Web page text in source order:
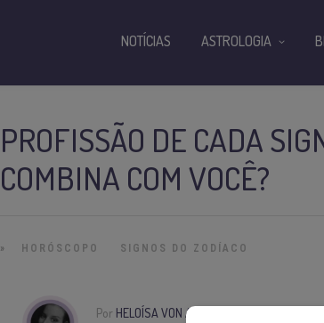
PROFISSÃO DE CADA
COMBINA COM VOCÊ?
» HORÓSCOPO SIGNOS DO ZODÍACO
Por HELOÍSA VON AH
NOTÍCIAS ASTROLOGIA